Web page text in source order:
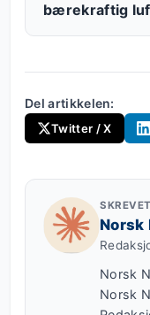
bærekraftig
Del artikkelen:
Twitter / X
Norsk
Norsk